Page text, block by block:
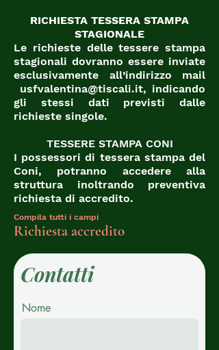
RICHIESTA TESSERA STAMPA
STAGIONALE
Le richieste delle tessere stampa
stagionali dovranno essere inviate
esclusivamente all’indirizzo mail
usfvalentina@tiscali.it, indicando
gli stessi dati previsti dalle
richieste singole.
TESSERE STAMPA CONI
I possessori di tessera stampa del
Coni, potranno accedere alla
struttura inoltrando preventiva
richiesta di accredito.
Compila tutti i campi
Richiesta accredito
Contatti
Nome